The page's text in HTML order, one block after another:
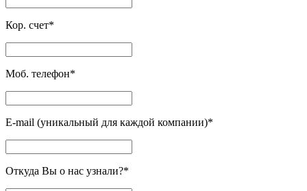
Кор. счет*
Моб. телефон*
E-mail (уникальный для каждой компании)*
Откуда Вы о нас узнали?*